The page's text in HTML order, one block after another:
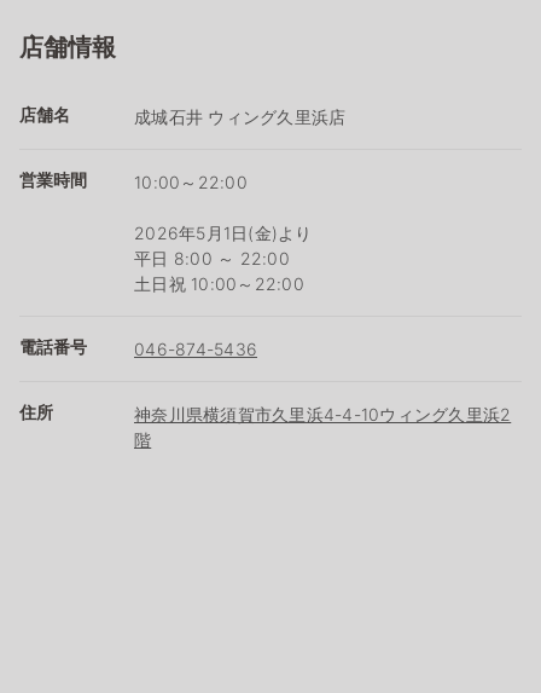
店舗情報
店舗名 成城石井 ウィング久里浜店
営業時間 10:00～22:00
2026年5月1日(金)より
平日 8:00 ～ 22:00
土日祝 10:00～22:00
電話番号 046-874-5436
住所
神奈川県横須賀市久里浜4-4-10ウィング久里浜2
階